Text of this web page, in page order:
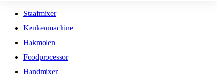
Staafmixer
Keukenmachine
Hakmolen
Foodprocessor
Handmixer